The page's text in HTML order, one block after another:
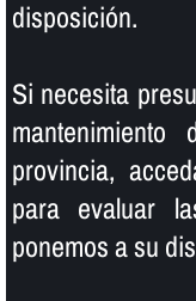
disposición.
Si necesita
provincia,
para evaluar
ponemos a su